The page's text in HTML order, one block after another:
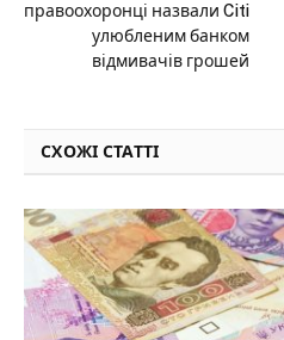
правоохоронці назвали Citi
улюбленим банком
відмивачів грошей
СХОЖІ СТАТТІ